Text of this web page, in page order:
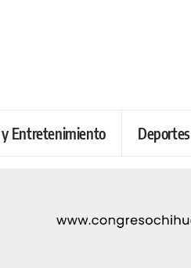
Entretenimiento Deportes